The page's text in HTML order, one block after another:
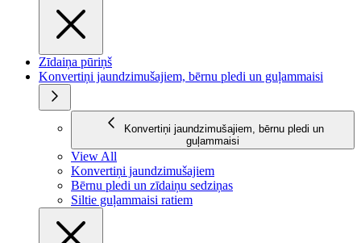
Zīdaiņa pūriņš
Konvertiņi jaundzimušajiem, bērnu pledi un guļammaisi
Konvertiņi jaundzimušajiem, bērnu pledi un
guļammaisi
View All
Konvertiņi jaundzimušajiem
Bērnu pledi un zīdaiņu sedziņas
Siltie guļammaisi ratiem